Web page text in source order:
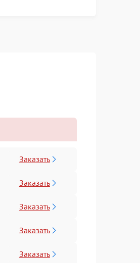
Заказать
Заказать
Заказать
Заказать
Заказать